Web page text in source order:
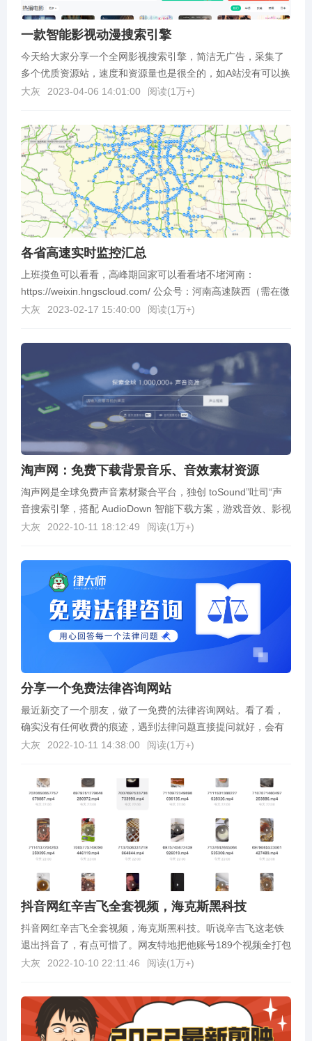
一款智能影视动漫搜索引擎
今天给大家分享一个全网影视搜索引擎，简洁无广告，采集了
多个优质资源站，速度和资源量也是很全的，如A站没有可以换
B站，总能找到你需要的，大部分都能做到流畅观看电视...
大灰 2023-04-06 14:01:00 阅读(1万+)
各省高速实时监控汇总
上班摸鱼可以看看，高峰期回家可以看看堵不堵河南：
https://weixin.hngscloud.com/ 公众号：河南高速陕西（需在微
信使用）：http...
大灰 2023-02-17 15:40:00 阅读(1万+)
淘声网：免费下载背景音乐、音效素材资源
淘声网是全球免费声音素材聚合平台，独创 toSound”吐司“声
音搜索引擎，搭配 AudioDown 智能下载方案，游戏音效、影视
配乐、实地录音、节奏音源、音乐...
大灰 2022-10-11 18:12:49 阅读(1万+)
分享一个免费法律咨询网站
最近新交了一个朋友，做了一免费的法律咨询网站。看了看，
确实没有任何收费的痕迹，遇到法律问题直接提问就好，会有
专业的人进行回复。不管是遇到问题还是有疑问都可以去咨...
大灰 2022-10-11 14:38:00 阅读(1万+)
抖音网红辛吉飞全套视频，海克斯黑科技
抖音网红辛吉飞全套视频，海克斯黑科技。听说辛吉飞这老铁
退出抖音了，有点可惜了。网友特地把他账号189个视频全打包
下载下来，弄网盘了，想看的自行下载。下载链接：h...
大灰 2022-10-10 22:11:46 阅读(1万+)